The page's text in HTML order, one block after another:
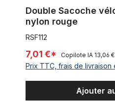
Double Sacoche
nylon rouge
RSF112
7,01 €* Copilote IA 13,06
Prix TTC, frais de livraison
Ajouter